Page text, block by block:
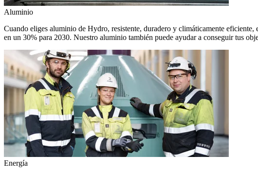
Aluminio
Cuando eliges aluminio de Hydro, resistente, duradero y climáticamente
en un 30% para 2030. Nuestro aluminio también puede ayudar a conseguir tus
Energía